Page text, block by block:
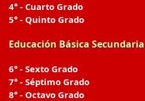
4° - Cuarto Grado
5° - Quinto Grado
Educación Básica Secundaria
6° - Sexto Grado
7° - Séptimo Grado
8° - Octavo Grado